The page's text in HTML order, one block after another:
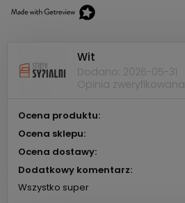
Wit
Dodano: 2026-05-31
Opinia zweryfikowana
Ocena produktu:
Ocena sklepu:
Ocena dostawy:
Dodatkowy komentarz:
Wszystko super